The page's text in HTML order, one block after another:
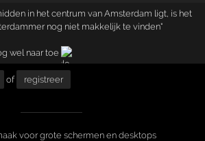
in het centrum van Amsterdam ligt, is het
nog niet makkelijk te vinden"
wel naar toe
of registreer
voor grote schermen en desktops